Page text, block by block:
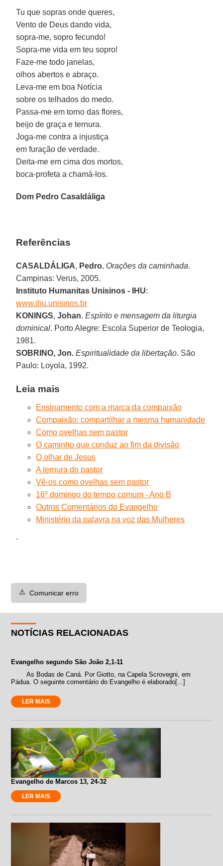
Tu que sopras onde queres,
Vento de Deus dando vida,
sopra-me, sopro fecundo!
Sopra-me vida em teu sopro!
Faze-me todo janelas,
olhos abertos e abraço.
Leva-me em boa Notícia
sobre os telhados do medo.
Passa-me em torno das flores,
beijo de graça e ternura.
Joga-me contra a injustiça
em furação de verdade.
Deita-me em cima dos mortos,
boca-profeta a chamá-los.
Dom Pedro Casaldáliga
Referências
CASALDÁLIGA, Pedro. Orações da caminhada.
Campinas: Verus, 2005.
Instituto Humanitas Unisinos - IHU:
www.ihu.unisinos.br
KONINGS,Johan.Espírito e mensagem da liturgia
dominical. Porto Alegre: Escola Superior de Teologia,
1981.
SOBRINO, Jon. Espiritualidade da libertação. São
Paulo: Loyola, 1992.
Leia mais
Ensinamento com a marca da compaixão
Compaixão: compartilhar a mesma humanidade
Como ovelhas sem pastor
O caminho que conduz ao fim da divisão
O olhar de Jesus
A ternura do pastor
Vê-os como ovelhas sem pastor
16º domingo do tempo comum - Ano B
Outros Comentários do Evangelho
Ministério da palavra na voz das Mulheres
.
⚠️ Comunicar erro
NOTÍCIAS RELACIONADAS
Evangelho segundo São João 2,1-11
As Bodas de Caná. Por Giotto, na Capela Scrovegni, em
Pádua. O seguinte comentário do Evangelho é elaborado[...]
LER MAIS
Evangelho de Marcos 13, 24-32
LER MAIS